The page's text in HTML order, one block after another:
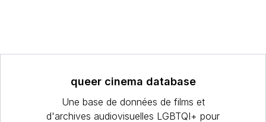
queer cinema database
Une base de données de films et
d'archives audiovisuelles LGBTQI+ pour